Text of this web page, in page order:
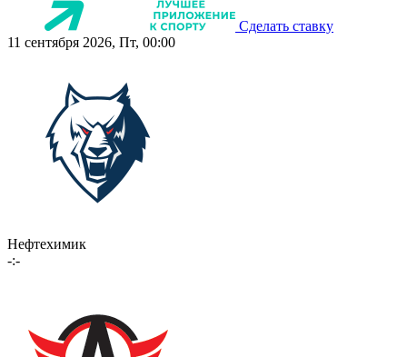
Сделать ставку
11 сентября 2026, Пт, 00:00
Нефтехимик
-:-